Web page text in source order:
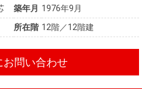
築年月
1976年9月
所在階 12階／12階建
お問い合わせ